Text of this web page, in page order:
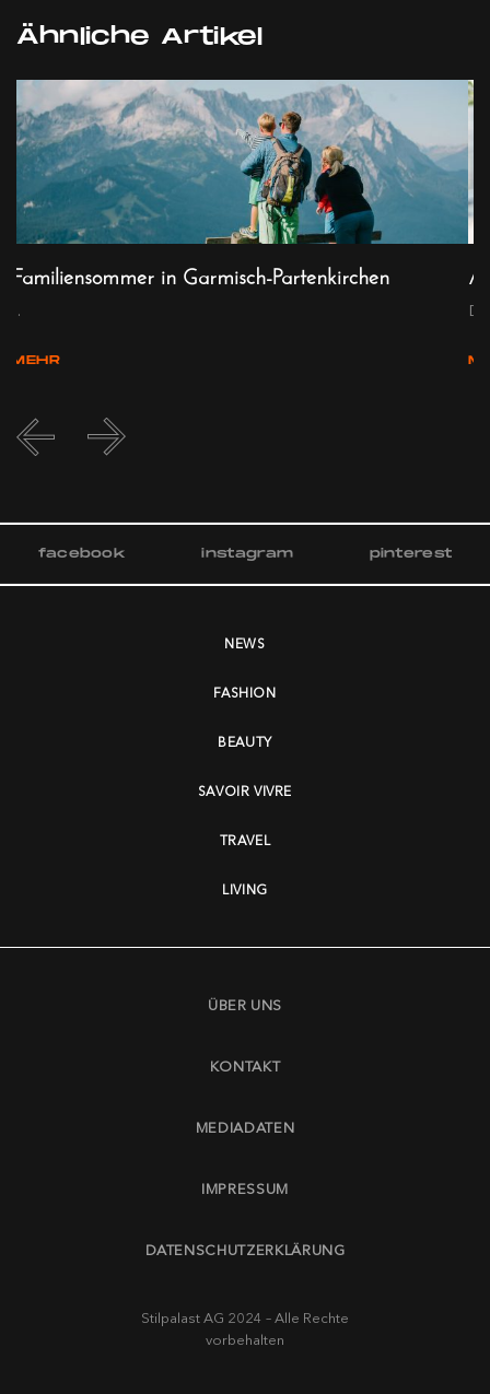
Ähnliche Artikel
Familiensommer in Garmisch-Partenkirchen
...
MEHR
facebook instagram pinterest
NEWS
FASHION
BEAUTY
SAVOIR VIVRE
TRAVEL
LIVING
ÜBER UNS
KONTAKT
MEDIADATEN
IMPRESSUM
DATENSCHUTZERKLÄRUNG
Stilpalast AG 2024 – Alle Rechte
vorbehalten